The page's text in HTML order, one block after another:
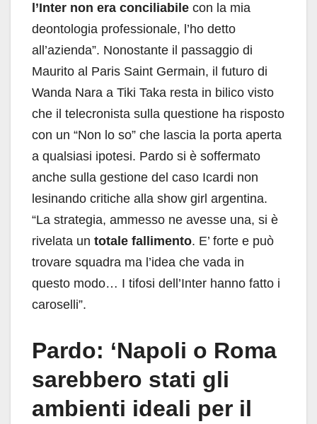
l’Inter non era conciliabile con la mia
deontologia professionale, l’ho detto
all’azienda”. Nonostante il passaggio di
Maurito al Paris Saint Germain, il futuro di
Wanda Nara a Tiki Taka resta in bilico visto
che il telecronista sulla questione ha risposto
con un “Non lo so” che lascia la porta aperta
a qualsiasi ipotesi. Pardo si è soffermato
anche sulla gestione del caso Icardi non
lesinando critiche alla show girl argentina.
“La strategia, ammesso ne avesse una, si è
rivelata un totale fallimento. E’ forte e può
trovare squadra ma l’idea che vada in
questo modo… I tifosi dell’Inter hanno fatto i
caroselli”.
Pardo: ‘Napoli o Roma
sarebbero stati gli
ambienti ideali per il